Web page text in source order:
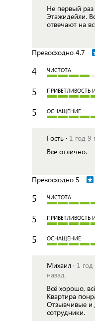
Не первый раз
Этажидейли.
отвечают на
Превосходно 4.7
4 ЧИСТОТА
5 ПРИВЕТЛИВОСТЬ
5 ОСНАЩЕНИЕ
Гость · 1 год 9
Все отлично.
Превосходно 5
5 ЧИСТОТА
5 ПРИВЕТЛИВОСТЬ
5 ОСНАЩЕНИЕ
Михаил · 1
назад
Всё хорошо,
Квартира
Отзывчивые и
сотрудники.